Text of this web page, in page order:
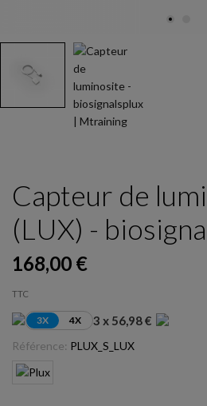
Capteur de
(LUX) -
168,00 €
TTC
3X 4X 3 x 56,98 €
Référence: PLUX_S_LUX